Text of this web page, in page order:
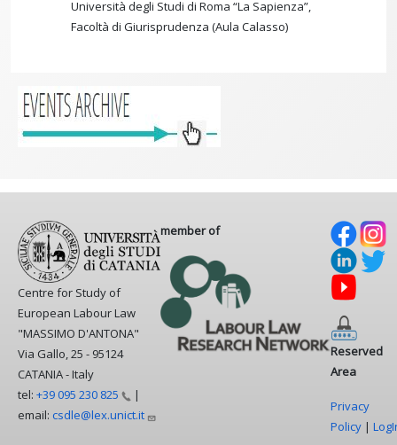
Università degli Studi di Roma “La Sapienza”,
Facoltà di Giurisprudenza (Aula Calasso)
Centre for Study of
European Labour Law
"MASSIMO D'ANTONA"
Via Gallo, 25 - 95124
CATANIA - Italy
tel: +39 095 230 825
|
email: csdle@lex.unict.it
member of
Reserved
Area
Privacy
Policy |